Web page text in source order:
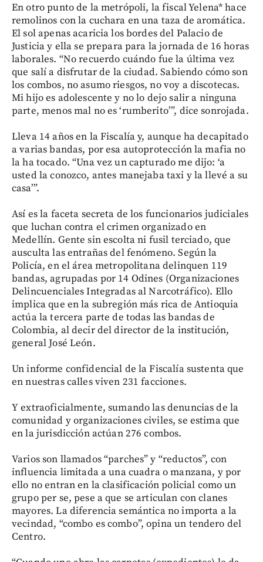
En otro punto de la metrópoli, la fiscal Yelena* hace
remolinos con la cuchara en una taza de aromática.
El sol apenas acaricia los bordes del Palacio de
Justicia y ella se prepara para la jornada de 16 horas
laborales. “No recuerdo cuándo fue la última vez
que salí a disfrutar de la ciudad. Sabiendo cómo son
los combos, no asumo riesgos, no voy a discotecas.
Mi hijo es adolescente y no lo dejo salir a ninguna
parte, menos mal no es ‘rumberito’”, dice sonrojada.
Lleva 14 años en la Fiscalía y, aunque ha decapitado
a varias bandas, por esa autoprotección la mafia no
la ha tocado. “Una vez un capturado me dijo: ‘a
usted la conozco, antes manejaba taxi y la llevé a su
casa’”.
Así es la faceta secreta de los funcionarios judiciales
que luchan contra el crimen organizado en
Medellín. Gente sin escolta ni fusil terciado, que
ausculta las entrañas del fenómeno. Según la
Policía, en el área metropolitana delinquen 119
bandas, agrupadas por 14 Odines (Organizaciones
Delincuenciales Integradas al Narcotráfico). Ello
implica que en la subregión más rica de Antioquia
actúa la tercera parte de todas las bandas de
Colombia, al decir del director de la institución,
general José León.
Un informe confidencial de la Fiscalía sustenta que
en nuestras calles viven 231 facciones.
Y extraoficialmente, sumando las denuncias de la
comunidad y organizaciones civiles, se estima que
en la jurisdicción actúan 276 combos.
Varios son llamados “parches” y “reductos”, con
influencia limitada a una cuadra o manzana, y por
ello no entran en la clasificación policial como un
grupo per se, pese a que se articulan con clanes
mayores. La diferencia semántica no importa a la
vecindad, “combo es combo”, opina un tendero del
Centro.